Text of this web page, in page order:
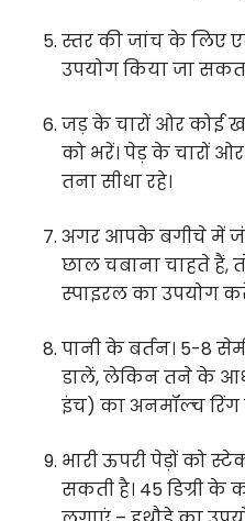
स्तर की जांच के लिए
उपयोग किया जा
जड़ के चारों ओर कोई
को भरें। पेड़ के चारों
तना सीधा रहे।
अगर आपके बगीचे में
छाल चबाना चाहते हैं,
स्पाइरल का उपयोग
पानी के बर्तन। 5-8
डालें, लेकिन तने के
इंच) का अनमॉल्च रिंग
भारी ऊपरी पेड़ों को
सकती है। 45 डिग्री